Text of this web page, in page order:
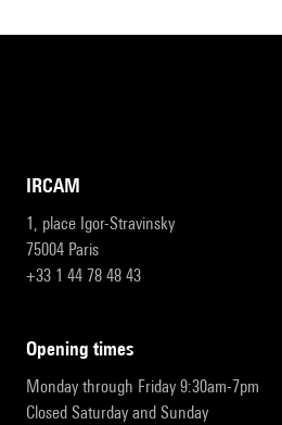
IRCAM
1, place Igor-Stravinsky
75004 Paris
+33 1 44 78 48 43
opening times
Monday through Friday 9:30am-7pm
Closed Saturday and Sunday